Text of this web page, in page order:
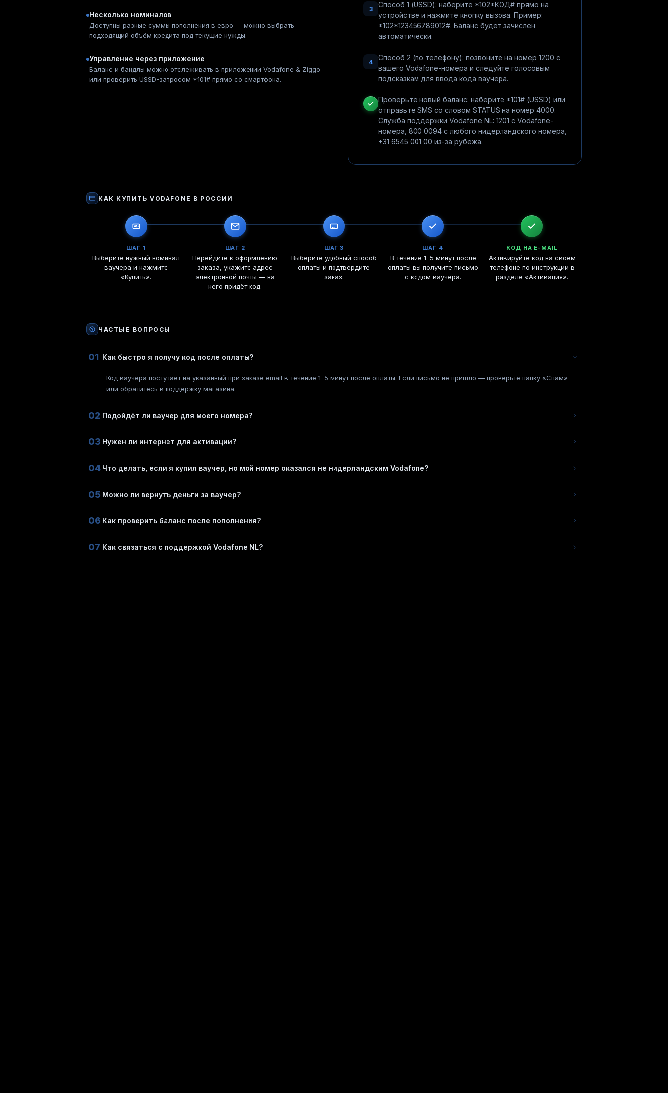
Несколько номиналов
Доступны разные суммы пополнения в евро — можно выбрать
подходящий объём кредита под текущие нужды.
Управление через приложение
Баланс и бандлы можно отслеживать в приложении Vodafone & Ziggo
или проверить USSD-запросом *101# прямо со смартфона.
3
Способ 1 (USSD): наберите *102*КОД# прямо на
устройстве и нажмите кнопку вызова. Пример:
*102*123456789012#. Баланс будет зачислен
автоматически.
4
Способ 2 (по телефону): позвоните на номер 1200 с
вашего Vodafone-номера и следуйте голосовым
подсказкам для ввода кода ваучера.
Проверьте новый баланс: наберите *101# (USSD) или
отправьте SMS со словом STATUS на номер 4000.
Служба поддержки Vodafone NL: 1201 с Vodafone-
номера, 800 0094 с любого нидерландского номера,
+31 6545 001 00 из-за рубежа.
КАК КУПИТЬ VODAFONE В РОССИИ
ШАГ 1
Выберите нужный номинал
ваучера и нажмите
«Купить».
ШАГ 2
Перейдите к оформлению
заказа, укажите адрес
электронной почты — на
него придёт код.
ШАГ 3
Выберите удобный способ
оплаты и подтвердите
заказ.
ШАГ 4
В течение 1–5 минут после
оплаты вы получите письмо
с кодом ваучера.
КОД НА E-MAIL
Активируйте код на своём
телефоне по инструкции в
разделе «Активация».
ЧАСТЫЕ ВОПРОСЫ
01 Как быстро я получу код после оплаты?
Код ваучера поступает на указанный при заказе email в течение 1–5 минут после оплаты. Если письмо не пришло — проверьте папку «Спам»
или обратитесь в поддержку магазина.
02 Подойдёт ли ваучер для моего номера?
03 Нужен ли интернет для активации?
04 Что делать, если я купил ваучер, но мой номер оказался не нидерландским Vodafone?
05 Можно ли вернуть деньги за ваучер?
06 Как проверить баланс после пополнения?
07 Как связаться с поддержкой Vodafone NL?